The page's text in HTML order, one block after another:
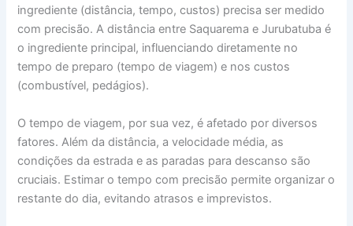
ingrediente (distância, tempo, custos) precisa ser medido
com precisão. A distância entre Saquarema e Jurubatuba é
o ingrediente principal, influenciando diretamente no
tempo de preparo (tempo de viagem) e nos custos
(combustível, pedágios).
O tempo de viagem, por sua vez, é afetado por diversos
fatores. Além da distância, a velocidade média, as
condições da estrada e as paradas para descanso são
cruciais. Estimar o tempo com precisão permite organizar o
restante do dia, evitando atrasos e imprevistos.